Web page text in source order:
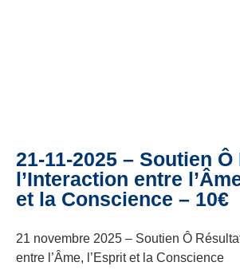
21-11-2025 – Soutien
l’Interaction entre
et la Conscience – 10€
21 novembre 2025 – Soutien Ô
entre l’Âme, l’Esprit et la Conscience